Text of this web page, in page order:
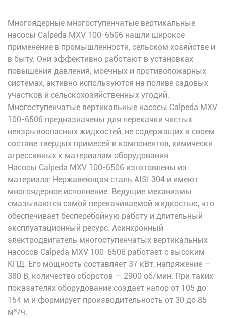
Многоядерные многоступенчатые вертикальные
насосы Calpeda MXV 100-6506 нашли широкое
применение в промышленности, сельском хозяйстве и
в быту. Они эффективно работают в установках
повышения давления, моечных и противопожарных
системах, активно используются на поливе садовых
участков и сельскохозяйственных угодий.
Многоступенчатые вертикальные насосы Calpeda MXV
100-6506 предназначены для перекачки чистых
невзрывоопасных жидкостей, не содержащих в своем
составе твердых примесей и компонентов, химически
агрессивных к материалам оборудования.
Насосы Calpeda MXV 100-6506 изготовлены из
материала: Нержавеющая сталь AISI 304 и имеют
многоядерное исполнение. Ведущие механизмы
смазываются самой перекачиваемой жидкостью, что
обеспечивает бесперебойную работу и длительный
эксплуатационный ресурс. Асинхронный
электродвигатель многоступенчатых вертикальных
насосов Calpeda MXV 100-6506 работает с высоким
КПД. Его мощность составляет 37 кВт, напряжение —
380 В, количество оборотов — 2900 об/мин. При таких
показателях оборудование создает напор от 105 до
154 м и формирует производительность от 30 до 85
м³/ч.